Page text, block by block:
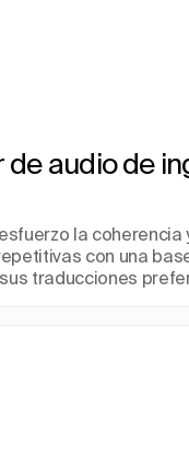
de audio de
la coherencia
con una
traducciones